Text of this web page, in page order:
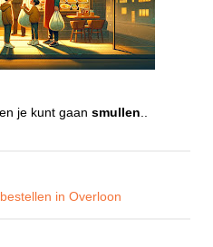
en je kunt gaan smullen
in Overloon